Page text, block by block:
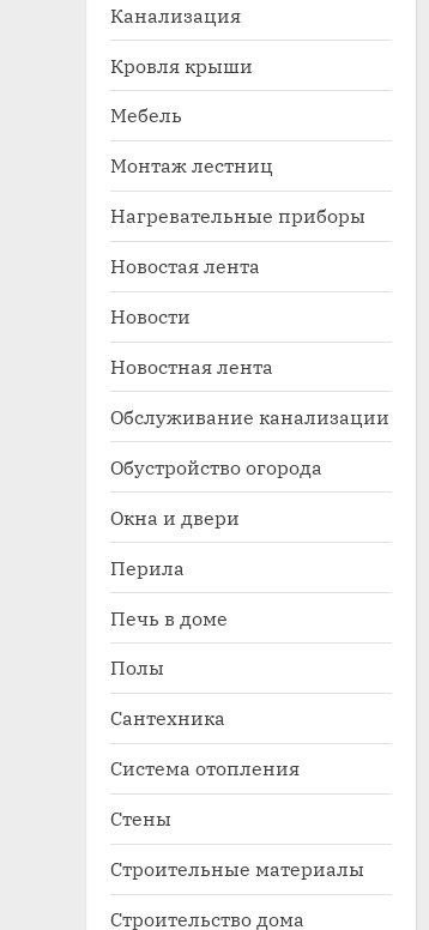
sub-
Канализация
Кровля крыши
Мебель
Монтаж лестниц
Нагревательные приборы
Новостая лента
Новости
Новостная лента
Обслуживание канализации
Обустройство огорода
Окна и двери
Перила
Печь в доме
Полы
Сантехника
Система отопления
Стены
Строительные материалы
Строительство дома